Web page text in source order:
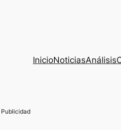
InicioNoticiasAnálisis